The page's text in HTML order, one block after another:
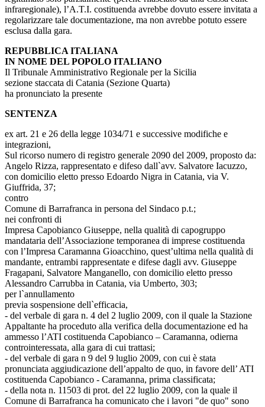
infraregionale), l’A.T.I. costituenda avrebbe dovuto essere invitata a
regolarizzare tale documentazione, ma non avrebbe potuto essere
esclusa dalla gara.
REPUBBLICA ITALIANA
IN NOME DEL POPOLO ITALIANO
Il Tribunale Amministrativo Regionale per la Sicilia
sezione staccata di Catania (Sezione Quarta)
ha pronunciato la presente
SENTENZA
ex art. 21 e 26 della legge 1034/71 e successive modifiche e
integrazioni,
Sul ricorso numero di registro generale 2090 del 2009, proposto da:
Angelo Rizza, rappresentato e difeso dall`avv. Salvatore Iacuzzo,
con domicilio eletto presso Edoardo Nigra in Catania, via V.
Giuffrida, 37;
contro
Comune di Barrafranca in persona del Sindaco p.t.;
nei confronti di
Impresa Capobianco Giuseppe, nella qualità di capogruppo
mandataria dell’Associazione temporanea di imprese costituenda
con l’Impresa Caramanna Gioacchino, quest’ultima nella qualità di
mandante, entrambi rappresentate e difese dagli avv. Giuseppe
Fragapani, Salvatore Manganello, con domicilio eletto presso
Alessandro Carrubba in Catania, via Umberto, 303;
per l`annullamento
previa sospensione dell`efficacia,
- del verbale di gara n. 4 del 2 luglio 2009, con il quale la Stazione
Appaltante ha proceduto alla verifica della documentazione ed ha
ammesso l’ATI costituenda Capobianco – Caramanna, odierna
controinteressata, alla gara di cui trattasi;
- del verbale di gara n 9 del 9 luglio 2009, con cui è stata
pronunciata aggiudicazione dell’appalto de quo, in favore dell’ ATI
costituenda Capobianco - Caramanna, prima classificata;
- della nota n. 11503 di prot. del 22 luglio 2009, con la quale il
Comune di Barrafranca ha comunicato che i lavori "de quo" sono